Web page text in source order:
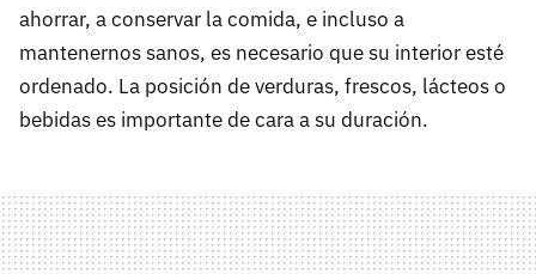
ahorrar, a conservar la comida, e incluso a
mantenernos sanos, es necesario que su interior esté
ordenado. La posición de verduras, frescos, lácteos o
bebidas es importante de cara a su duración.